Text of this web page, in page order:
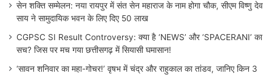
सेन शक्ति सम्मेलन: नया रायपुर में संत सेन महाराज के नाम होगा चौक, सीएम विष्णु देव
साय ने सामुदायिक भवन के लिए दिए 50 लाख
CGPSC SI Result Controversy: क्या है ‘NEWS’ और ‘SPACERANI’ का
सच? जिस पर मच गया छत्तीसगढ़ में सियासी घमासान!
‘सावन शनिवार का महा-गोचर!’ वृषभ में चंद्र और राहुकाल का तांडव, जानिए किन 3